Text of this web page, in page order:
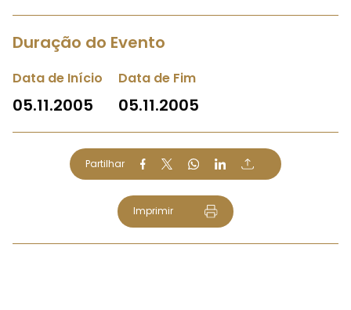
Duração do Evento
Data de Início
05.11.2005
Data de Fim
05.11.2005
Partilhar
Imprimir